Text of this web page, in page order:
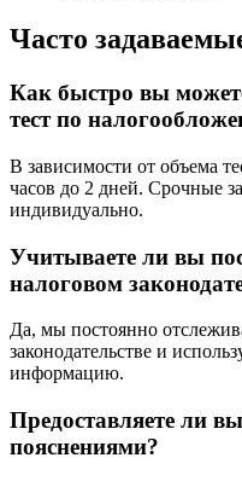
Часто
Как быстро вы
тест по
В зависимости от объема
часов до 2 дней. Срочные
индивидуально.
Учитываете ли вы
налоговом
Да, мы постоянно
законодательстве и
информацию.
Предоставляете ли
пояснениями?